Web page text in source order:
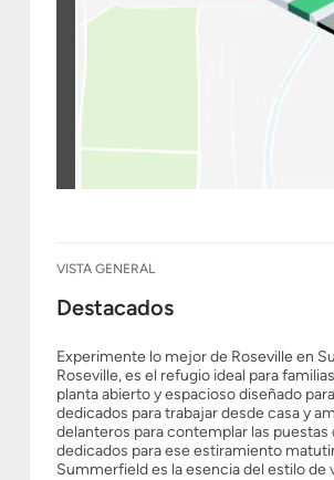
VISTA GENERAL
Destacados
Experimente lo mejor de Roseville en
Roseville, es el refugio ideal para
planta abierto y espacioso diseñado
dedicados para trabajar desde casa y
delanteros para contemplar las
dedicados para ese estiramiento
Summerfield es la esencia del estilo de